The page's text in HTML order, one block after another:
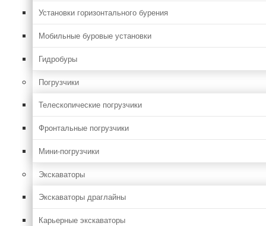
Установки горизонтального бурения
Мобильные буровые установки
Гидробуры
Погрузчики
Телескопические погрузчики
Фронтальные погрузчики
Мини-погрузчики
Экскаваторы
Экскаваторы драглайны
Карьерные экскаваторы